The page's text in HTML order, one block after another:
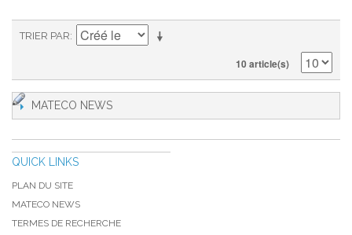
TRIER PAR
10 article(s)
MATECO NEWS
QUICK LINKS
PLAN DU SITE
MATECO NEWS
TERMES DE RECHERCHE